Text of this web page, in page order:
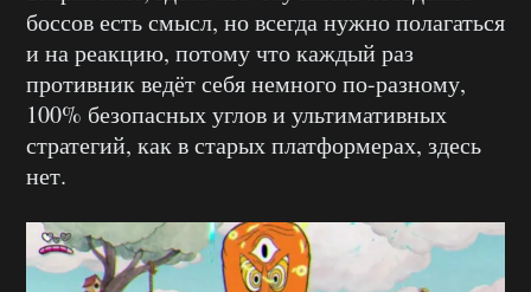
боссов есть смысл, но всегда нужно полагаться
и на реакцию, потому что каждый раз
противник ведёт себя немного по-разному,
100% безопасных углов и ультимативных
стратегий, как в старых платформерах, здесь
нет.